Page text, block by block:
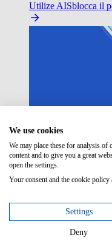
Utilize AISblocca il
We use cookies
We may place these for analysis
content and to give you a great
open the settings.
Your consent and the cookie
Settings
Deny